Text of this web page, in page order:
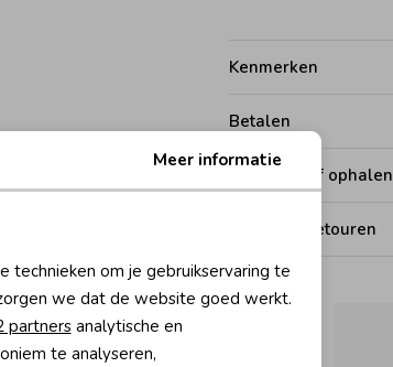
Kenmerken
Betalen
Bezorgen of ophalen
Ruilen en retouren
Marketing cookies
Meer informatie
technieken om je gebruikservaring te
we dat de website goed werkt.
partnersanalytische en
te analyseren,